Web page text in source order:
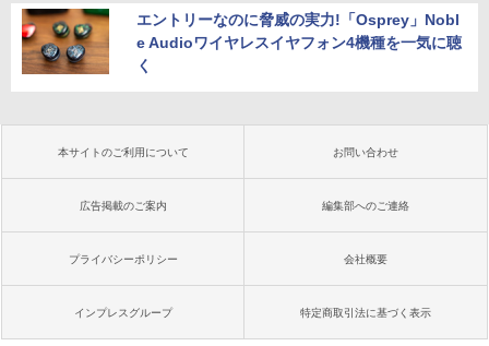
エントリーなのに脅威の実力!「Osprey」Nobl
e Audioワイヤレスイヤフォン4機種を一気に聴
く
本サイトのご利用について お問い合わせ
広告掲載のご案内 編集部へのご連絡
プライバシーポリシー 会社概要
インプレスグループ 特定商取引法に基づく表示